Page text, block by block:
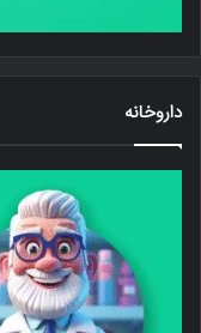
داروخانه